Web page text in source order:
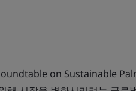
on Sustainable